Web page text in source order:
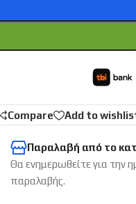
Compare Add to
Παραλαβή από το
Θα ενημερωθείτε για την
παραλαβής.